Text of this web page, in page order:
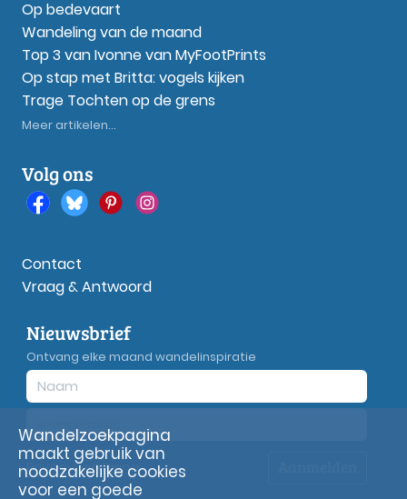
Op bedevaart
Wandeling van de maand
Top 3 van Ivonne van MyFootPrints
Op stap met Britta: vogels kijken
Trage Tochten op de grens
Meer artikelen...
Volg ons
Contact
Vraag & Antwoord
Nieuwsbrief
Ontvang elke maand wandelinspiratie
Privacyverklaring
Wandelzoekpagina
maakt gebruik van
noodzakelijke cookies
voor een goede